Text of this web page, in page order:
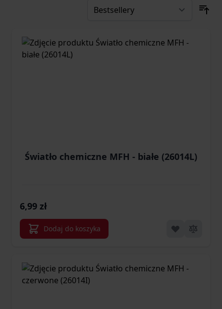
Światło chemiczne MFH - białe (26014L)
6,99 zł
Dodaj do koszyka